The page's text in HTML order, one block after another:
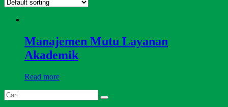
Manajemen Mutu Layanan
Akademik
Read more